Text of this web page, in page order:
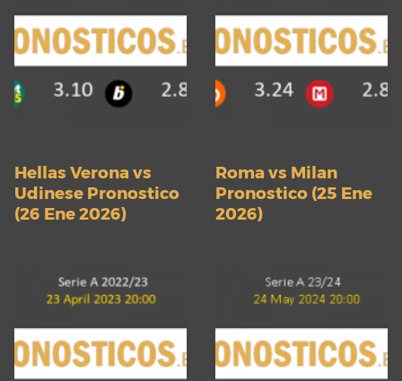
Hellas Verona vs
Udinese Pronostico
(26 Ene 2026)
Roma vs Milan
Pronostico (25 Ene
2026)